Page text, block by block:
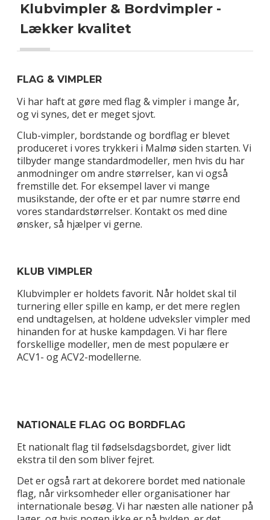
Klubvimpler & Bordvimpler -
Lækker kvalitet
FLAG & VIMPLER
Vi har haft at gøre med flag & vimpler i mange år,
og vi synes, det er meget sjovt.
Club-vimpler, bordstande og bordflag er blevet
produceret i vores trykkeri i Malmø siden starten. Vi
tilbyder mange standardmodeller, men hvis du har
anmodninger om andre størrelser, kan vi også
fremstille det. For eksempel laver vi mange
musikstande, der ofte er et par numre større end
vores standardstørrelser. Kontakt os med dine
ønsker, så hjælper vi gerne.
KLUB VIMPLER
Klubvimpler er holdets favorit. Når holdet skal til
turnering eller spille en kamp, er det mere reglen
end undtagelsen, at holdene udveksler vimpler med
hinanden for at huske kampdagen. Vi har flere
forskellige modeller, men de mest populære er
ACV1- og ACV2-modellerne.
NATIONALE FLAG OG BORDFLAG
Et nationalt flag til fødselsdagsbordet, giver lidt
ekstra til den som bliver fejret.
Det er også rart at dekorere bordet med nationale
flag, når virksomheder eller organisationer har
internationale besøg. Vi har næsten alle nationer på